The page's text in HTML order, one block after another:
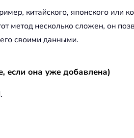
китайского, японского или
метод несколько сложен, он
своими данными.
если она уже добавлена)